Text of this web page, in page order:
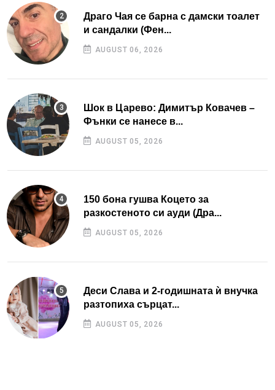
Драго Чая се барна с дамски тоалет
и сандалки (Фен...
AUGUST 06, 2026
Шок в Царево: Димитър Ковачев –
Фънки се нанесе в...
AUGUST 05, 2026
150 бона гушва Коцето за
разкостеното си ауди (Дра...
AUGUST 05, 2026
Деси Слава и 2-годишната ѝ внучка
разтопиха сърцат...
AUGUST 05, 2026